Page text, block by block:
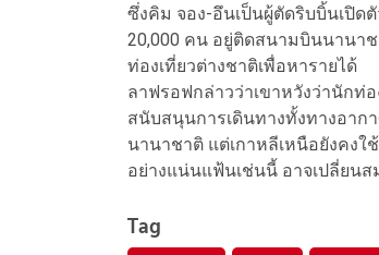
ซึ่งคิม จอง-อึนเป็นผู้ตัดริบบิ้นเปิด
20,000 คน อยู่ติดสนามบินนานา
ท่องเที่ยวต่างชาติเพื่อหารายได้
ลาฟรอฟกล่าวว่าเขาหวังว่านักท่อ
สนับสนุนการเดินทางทั้งทางอาก
นานาชาติ แต่เกาหลีเหนือยังคง
อย่างแน่นแฟ้นเช่นนี้ อาจเปลี่ยน
Tag